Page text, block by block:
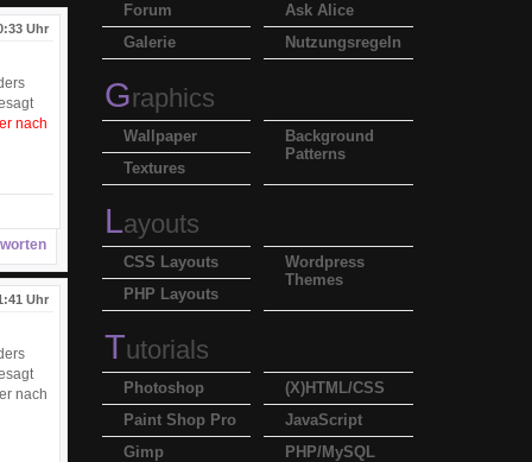
Uhr
nach
Uhr
nach
Ask Alice
Nutzungsregeln
Forum
Galerie
Graphics
Background
Patterns
Wallpaper
Textures
Layouts
Wordpress
Themes
CSS Layouts
PHP Layouts
Tutorials
(X)HTML/CSS
JavaScript
PHP/MySQL
Photoshop
Paint Shop Pro
Gimp